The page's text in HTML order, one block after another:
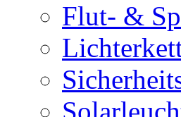
Flut- &